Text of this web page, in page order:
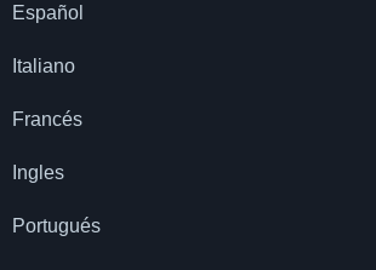
Español
Italiano
Francés
Ingles
Portugués